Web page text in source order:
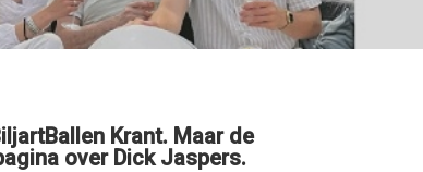
Krant. Maar de
over Dick Jaspers.